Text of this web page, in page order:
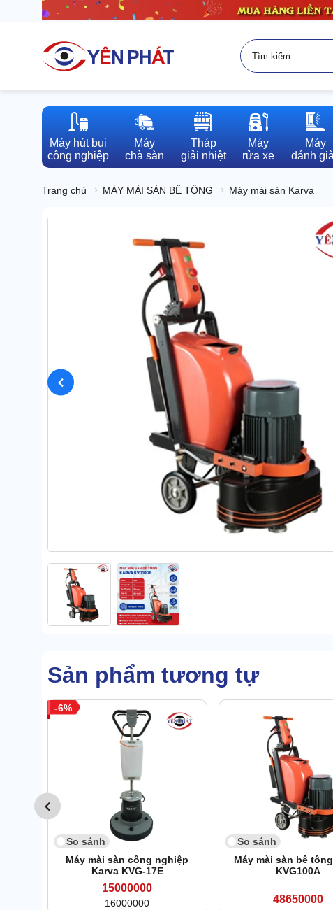
Máy hút bụi
công nghiệp
Máy
chà sàn
Tháp
giải nhiệt
Máy
rửa xe
Máy
đánh
Trang chủ MÁY MÀI SÀN BÊ TÔNG Máy mài sàn Karva
Sản phẩm tương tự
6
So sánh
Máy mài sàn công nghiệp
Karva KVG-17E
15000000
16000000
So sánh
Máy mài sàn bê
KVG100A
48650000